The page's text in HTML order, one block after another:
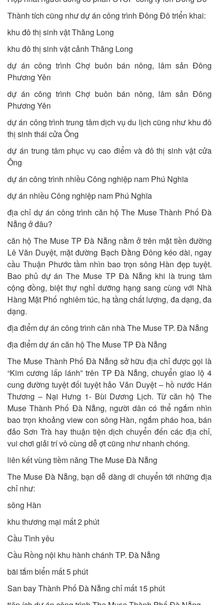
Thành tích cũng như dự án công trình Đông Đô triển khai:
khu đô thị sinh vật Thăng Long
khu đô thị sinh vật cảnh Thăng Long
dự án công trình Chợ buôn bán nông, lâm sản Đông
Phương Yên
dự án công trình Chợ buôn bán nông, lâm sản Đông
Phương Yên
dự án công trình trung tâm dịch vụ du lịch cũng như khu đô
thị sinh thái cửa Ông
dự án trung tâm phục vụ cao điểm và đô thị sinh vật cửa
Ông
dự án công trình nhiều Công nghiệp nam Phú Nghĩa
dự án nhiều Công nghiệp nam Phú Nghĩa
địa chỉ dự án công trình căn hộ The Muse Thành Phố Đà
Nẵng ở đâu?
căn hộ The Muse TP Đà Nẵng nằm ở trên mặt tiền đường
Lê Văn Duyệt, mặt đường Bạch Đằng Đông kéo dài, ngay
cầu Thuận Phước tầm nhìn bao trọn sông Hàn đẹp tuyệt.
Bao phủ dự án The Muse TP Đà Nẵng khi là trung tâm
cộng đồng, biệt thự nghỉ dưỡng hạng sang cùng với Nhà
Hàng Mặt Phố nghiêm túc, hạ tầng chất lượng, đa dạng, đa
dạng.
địa điểm dự án công trình căn nhà The Muse TP. Đà Nẵng
địa điểm dự án căn hộ The Muse TP Đà Nẵng
The Muse Thành Phố Đà Nẵng sở hữu địa chỉ được gọi là
“Kim cương lấp lánh” trên TP Đà Nẵng, chuyển giao lộ 4
cung đường tuyệt đối tuyệt hảo Văn Duyệt – hồ nước Hán
Thương – Nại Hưng 1- Bùi Dương Lịch. Từ căn hộ The
Muse Thành Phố Đà Nẵng, người dân có thể ngắm nhìn
bao trọn khoảng view con sông Hàn, ngắm pháo hoa, bán
đảo Sơn Trà hay thuận tiện dịch chuyển đến các địa chỉ,
vui chơi giải trí vô cùng dễ ợt cũng như nhanh chóng.
liên kết vùng tiềm năng The Muse Đà Nẵng
The Muse Đà Nẵng, bạn dễ dàng di chuyển tới những địa
chỉ như:
sông Hàn
khu thương mại mất 2 phút
Cầu Tình yêu
Cầu Rồng nội khu hành chánh TP. Đà Nẵng
bãi tắm biển mất 5 phút
San bay Thành Phố Đà Nẵng chỉ mất 15 phút